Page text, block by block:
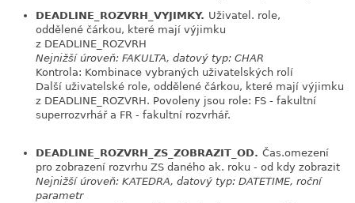
DEADLINE_ROZVRH_VYJIMKY. Uživatel. role,
oddělené čárkou, které mají výjimku
z DEADLINE_ROZVRH
Nejnižší úroveň: FAKULTA, datový typ: CHAR
Kontrola: Kombinace vybraných uživatelských rolí
Další uživatelské role, oddělené čárkou, které mají výjimku
z DEADLINE_ROZVRH. Povoleny jsou role: FS - fakultní
superrozvrhář a FR - fakultní rozvrhář.
DEADLINE_ROZVRH_ZS_ZOBRAZIT_OD. Čas.omezení
pro zobrazení rozvrhu ZS daného ak. roku - od kdy zobrazit
Nejnižší úroveň: KATEDRA, datový typ: DATETIME, roční
parametr